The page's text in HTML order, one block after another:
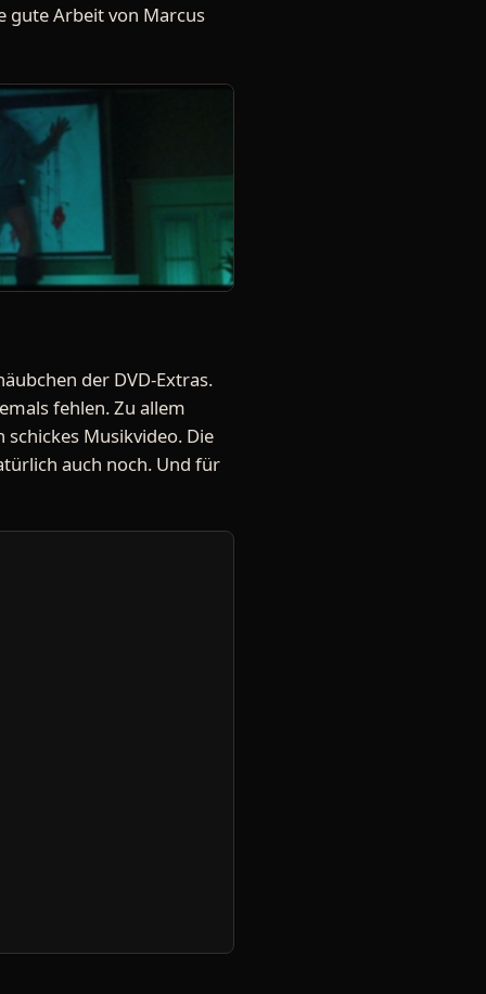
gute Arbeit von Marcus
der DVD-Extras.
fehlen. Zu allem
Musikvideo. Die
auch noch. Und für